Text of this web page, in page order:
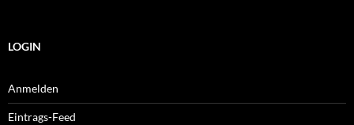
LOGIN
Anmelden
Eintrags-Feed